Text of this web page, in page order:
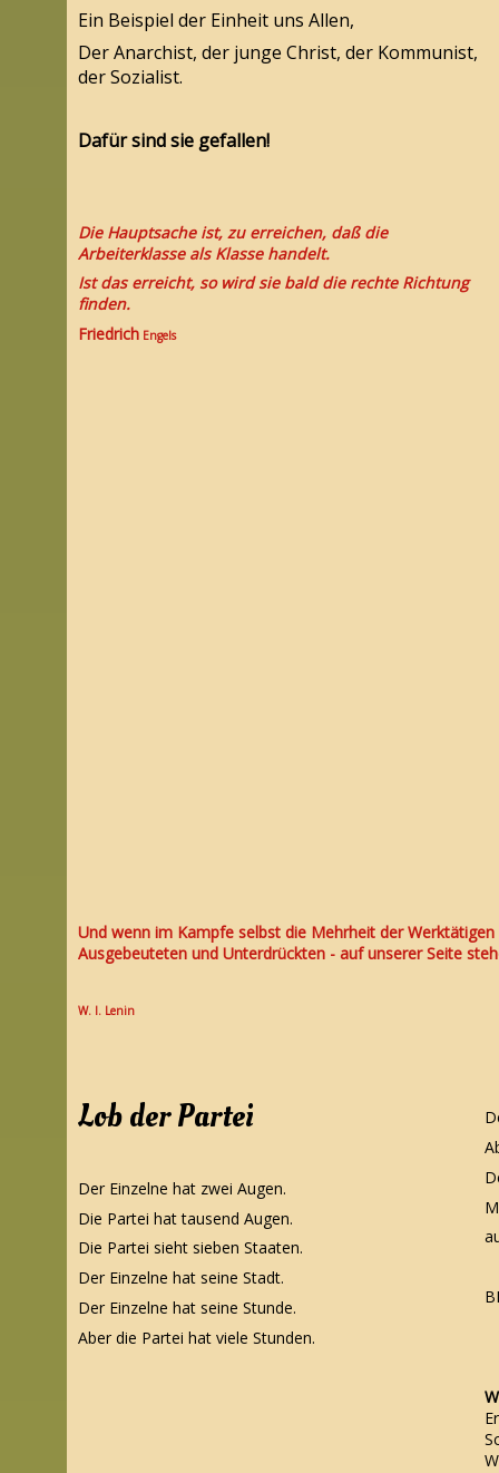
Ein Beispiel der Einheit uns Allen,
Der Anarchist, der junge Christ, der Kommunist,
der Sozialist.
Dafür sind sie gefallen!
Die Hauptsache ist, zu erreichen, daß die
Arbeiterklasse als Klasse handelt.
Ist das erreicht, so wird sie bald die rechte Richtung
finden.
Friedrich Engels
Und wenn im Kampfe selbst die Mehrheit der
Ausgebeuteten und Unterdrückten - auf unserer Seite
W. I. Lenin
Lob der Partei
Der Einzelne hat zwei Augen.
Die Partei hat tausend Augen.
Die Partei sieht sieben Staaten.
Der Einzelne hat seine Stadt.
Der Einzelne hat seine Stunde.
Aber die Partei hat viele Stunden.